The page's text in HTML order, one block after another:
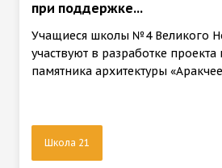
при поддержке...
Учащиеся школы №4 Великого
участвуют в разработке
памятника архитектуры
Школа 21